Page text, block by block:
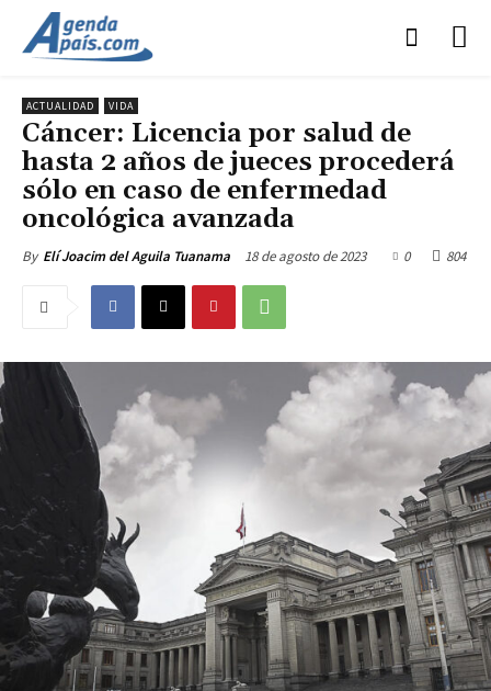
ACTUALIDAD VIDA
Cáncer: Licencia por salud de
hasta 2 años de jueces procederá
sólo en caso de enfermedad
oncológica avanzada
By Elí Joacim del Aguila Tuanama 18 de agosto de 2023 0 804